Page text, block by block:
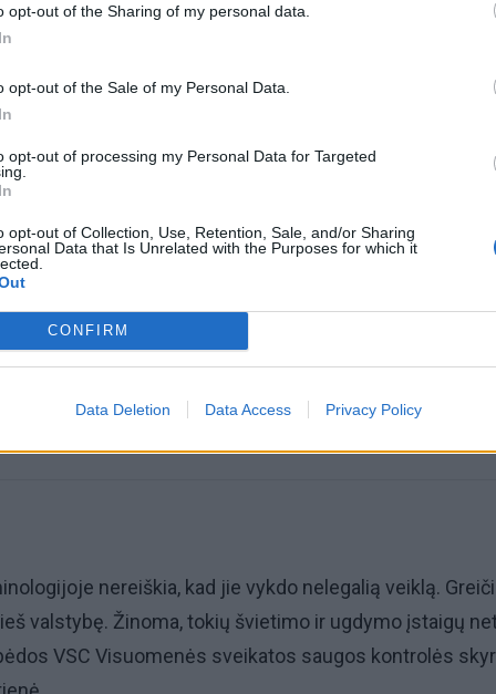
opt-out of the Sharing of my personal data.
opt-out of the Sale of my Personal Data.
opt-out of processing my Personal Data for Targeted
opt-out of Collection, Use, Retention, Sale, and/or Sharing
Data that Is Unrelated with the Purposes for which it
CONFIRM
Data Deletion Data Access Privacy Policy
Mirė garsi lietuvių aktorė: „Jos vaidmenys išliks
teatro istorijoje“
pabaigą Ukrainoje
nereiškia, kad jie vykdo nelegalią veiklą.
valstybę. Žinoma, tokių švietimo ir ugdymo įstaigų
VSC Visuomenės sveikatos saugos kontrolės